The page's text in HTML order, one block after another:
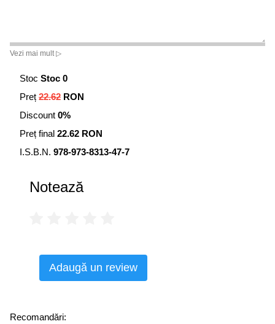
Vezi mai mult ▷
Stoc Stoc 0
Preț 22.62 RON
Discount 0%
Preț final 22.62 RON
I.S.B.N. 978-973-8313-47-7
Notează
Adaugă un review
Recomandări: